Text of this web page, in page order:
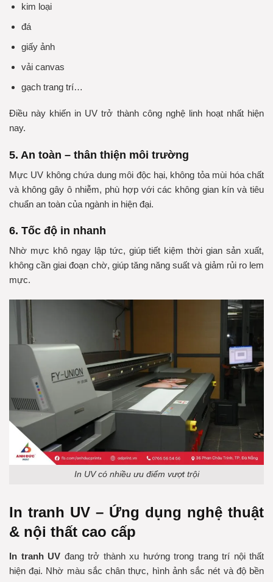
kim loại
đá
giấy ảnh
vải canvas
gạch trang trí…
Điều này khiến in UV trở thành công nghệ linh hoạt nhất hiện
nay.
5. An toàn – thân thiện môi trường
Mực UV không chứa dung môi độc hại, không tỏa mùi hóa chất
và không gây ô nhiễm, phù hợp với các không gian kín và tiêu
chuẩn an toàn của ngành in hiện đại.
6. Tốc độ in nhanh
Nhờ mực khô ngay lập tức, giúp tiết kiệm thời gian sản xuất,
không cần giai đoạn chờ, giúp tăng năng suất và giảm rủi ro lem
mực.
In UV có nhiều ưu điểm vượt trội
In tranh UV – Ứng dụng nghệ thuật
& nội thất cao cấp
In tranh UV đang trở thành xu hướng trong trang trí nội thất
hiện đại. Nhờ màu sắc chân thực, hình ảnh sắc nét và độ bền